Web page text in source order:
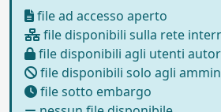
file ad accesso aperto
file disponibili sulla rete
file disponibili agli utenti
file disponibili solo agli
file sotto embargo